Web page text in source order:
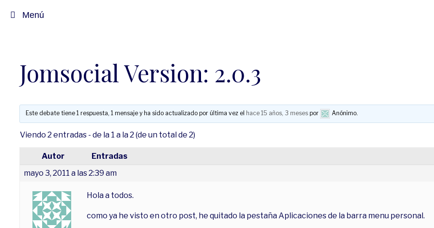
Menú
Jomsocial Version: 2.0.3
Este debate tiene 1 respuesta, 1 mensaje y ha sido actualizado por última vez el hace 15 años, 3 mesespor Anónimo.
Viendo 2 entradas - de la 1 a la 2 (de un total de 2)
Autor
Entradas
mayo 3, 2011 a las 2:39 am
Hola a todos.
como ya he visto en otro post, he quitado la pestaña Aplicaciones de la barra menu personal.